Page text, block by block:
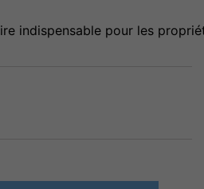
ire indispensable pour les proprié